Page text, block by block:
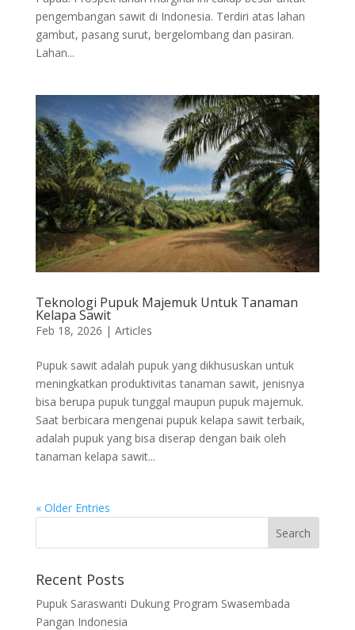
pengembangan sawit di Indonesia. Terdiri atas lahan
gambut, pasang surut, bergelombang dan pasiran.
Lahan...
Teknologi Pupuk Majemuk Untuk Tanaman
Kelapa Sawit
Feb 18, 2026 | Articles
Pupuk sawit adalah pupuk yang dikhususkan untuk
meningkatkan produktivitas tanaman sawit, jenisnya
bisa berupa pupuk tunggal maupun pupuk majemuk.
Saat berbicara mengenai pupuk kelapa sawit terbaik,
adalah pupuk yang bisa diserap dengan baik oleh
tanaman kelapa sawit...
« Older Entries
Recent Posts
Pupuk Saraswanti Dukung Program Swasembada
Pangan Indonesia